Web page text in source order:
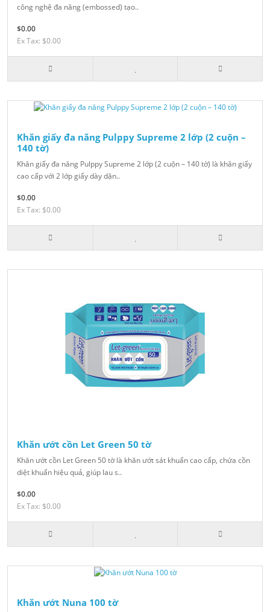
công nghệ đa năng (embossed) tạo..
$0.00
Ex Tax: $0.00
Khăn giấy đa năng Pulppy Supreme 2 lớp (2 cuộn –
140 tờ)
Khăn giấy đa năng Pulppy Supreme 2 lớp (2 cuộn – 140 tờ) là khăn giấy
cao cấp với 2 lớp giấy dày dặn..
$0.00
Ex Tax: $0.00
Khăn ướt cồn Let Green 50 tờ
Khăn ướt cồn Let Green 50 tờ là khăn ướt sát khuẩn cao cấp, chứa cồn
diệt khuẩn hiệu quả, giúp lau s..
$0.00
Ex Tax: $0.00
Khăn ướt Nuna 100 tờ